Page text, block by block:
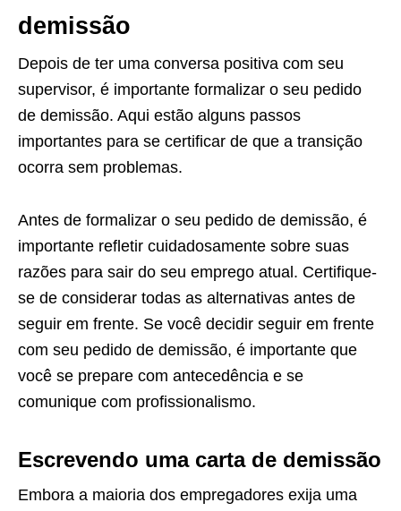
demissão
Depois de ter uma conversa positiva com seu
supervisor, é importante formalizar o seu pedido
de demissão. Aqui estão alguns passos
importantes para se certificar de que a transição
ocorra sem problemas.
Antes de formalizar o seu pedido de demissão, é
importante refletir cuidadosamente sobre suas
razões para sair do seu emprego atual. Certifique-
se de considerar todas as alternativas antes de
seguir em frente. Se você decidir seguir em frente
com seu pedido de demissão, é importante que
você se prepare com antecedência e se
comunique com profissionalismo.
Escrevendo uma carta de demissão
Embora a maioria dos empregadores exija uma